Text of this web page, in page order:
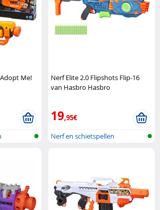
Me!
Nerf Elite 2.0 Flipshots Flip-16
van Hasbro Hasbro
19,95€
Nerf en schietspellen